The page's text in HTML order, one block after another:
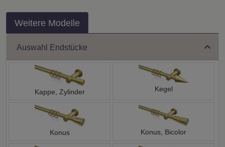
Weitere Modelle
Auswahl Endstücke
Kappe, Zylinder Kegel
Konus Konus, Bicolor